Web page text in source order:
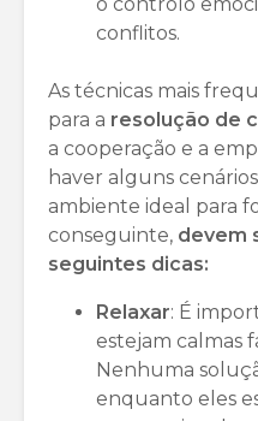
conflitos.
As técnicas mais
para a resolução de
a cooperação e a
haver alguns
ambiente ideal para
conseguinte, devem
seguintes dicas:
Relaxar: É
estejam calmas
Nenhuma
enquanto eles